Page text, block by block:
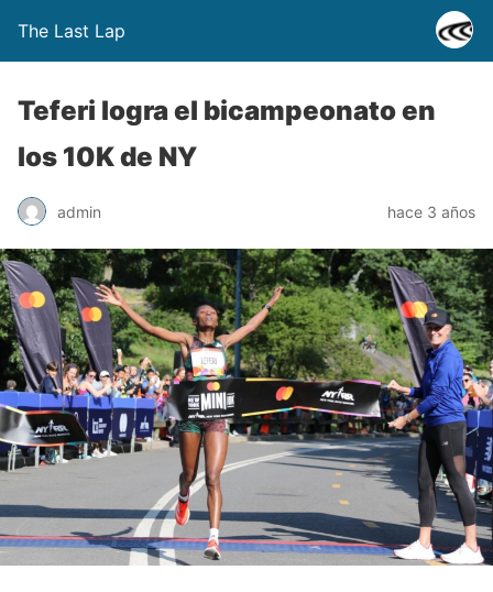
The Last Lap
Teferi logra el bicampeonato en
los 10K de NY
admin hace 3 años